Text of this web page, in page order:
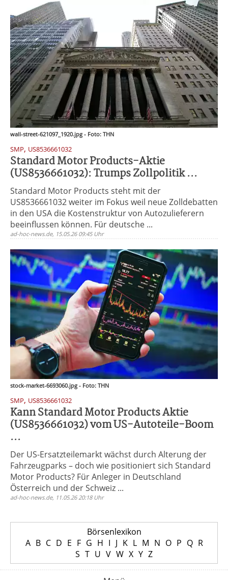
wall-street-621097_1920.jpg - Foto: THN
SMP, US8536661032
Standard Motor Products-Aktie
(US8536661032): Trumps Zollpolitik ...
Standard Motor Products steht mit der
US8536661032 weiter im Fokus weil neue Zolldebatten
in den USA die Kostenstruktur von Autozulieferern
beeinflussen können. Für deutsche ...
ad-hoc-news.de, 15.05.26 09:45 Uhr
stock-market-6693060.jpg - Foto: THN
SMP, US8536661032
Kann Standard Motor Products Aktie
(US8536661032) vom US-Autoteile-Boom
...
Der US-Ersatzteilemarkt wächst durch Alterung der
Fahrzeugparks – doch wie positioniert sich Standard
Motor Products? Für Anleger in Deutschland
Österreich und der Schweiz ...
ad-hoc-news.de, 11.05.26 20:18 Uhr
Börsenlexikon
A B C D E F G H I J K L M N O P Q R
S T U V W X Y Z